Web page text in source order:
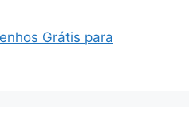
Grátis para